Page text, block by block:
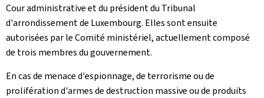
Cour administrative et du président du Tribunal
d'arrondissement de Luxembourg. Elles sont ensuite
autorisées par le Comité ministériel, actuellement composé
de trois membres du gouvernement.
En cas de menace d'espionnage, de terrorisme ou de
prolifération d'armes de destruction massive ou de produits